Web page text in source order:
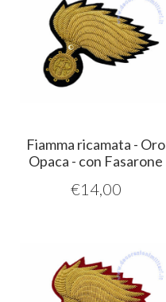
Fiamma ricamata - Oro
Opaca - con Fasarone
€14,00